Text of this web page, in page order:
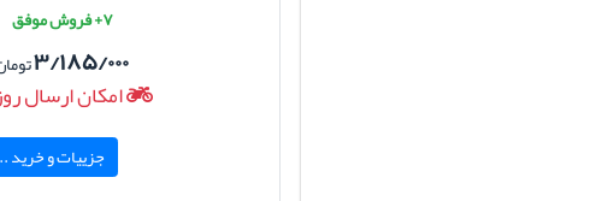
۷+ فروش موفق
۳/۱۸۵/۰۰۰
امکان ارسال
جزییات و خرید